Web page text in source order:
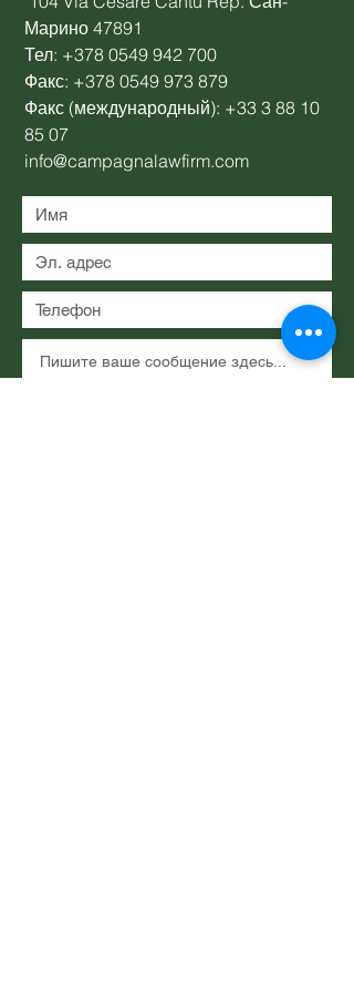
Марино 47891
Тел: +378 0549 942 700
Факс: +378 0549 973 879
Факс (международный): +33 3 88 10
85 07
info@campagnalawfirm.com